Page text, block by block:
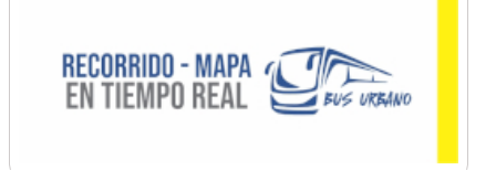
Ordenamiento
Promoción Social
Salud
Secretaría General